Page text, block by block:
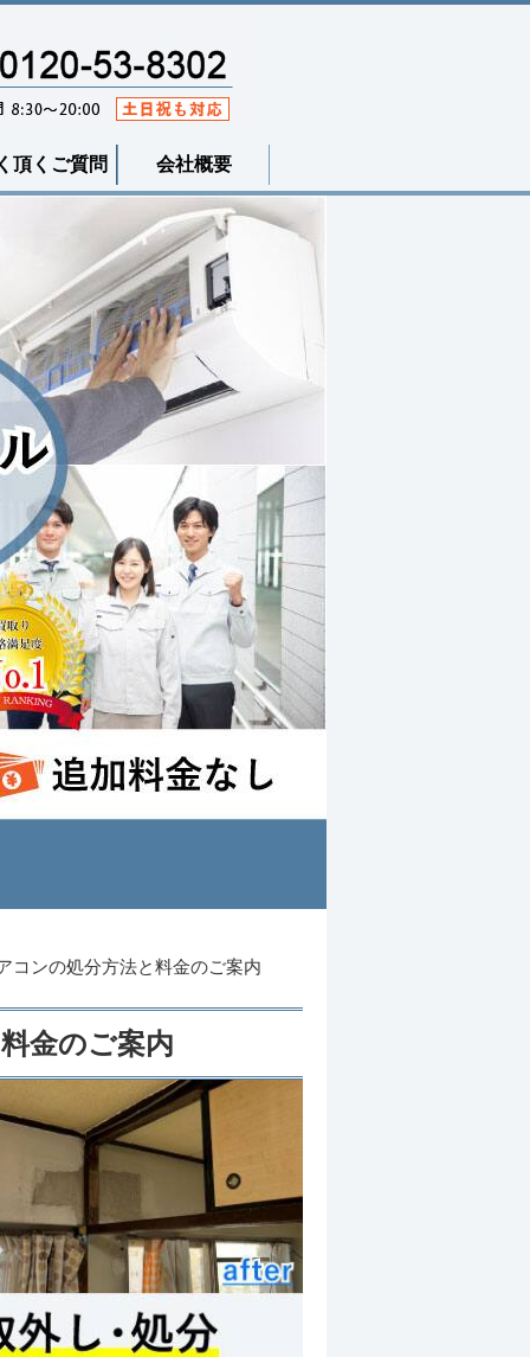
頂くご質問 会社概要
コンの処分方法と料金のご案内
金のご案内